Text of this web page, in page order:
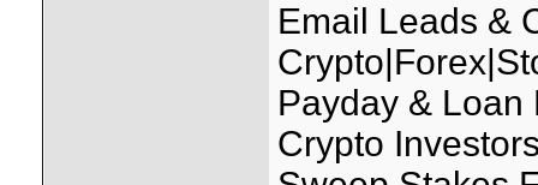
Email Leads &
Payday & Loan
Crypto